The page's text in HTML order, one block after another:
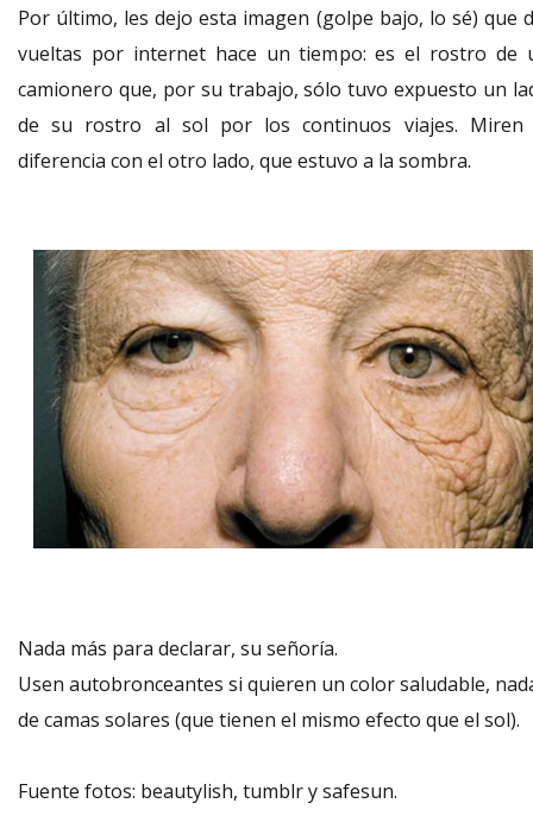
Por último, les dejo esta imagen (golpe bajo, lo sé) que
vueltas por internet hace un tiempo: es el rostro de
camionero que, por su trabajo, sólo tuvo expuesto un
de su rostro al sol por los continuos viajes. Miren
diferencia con el otro lado, que estuvo a la sombra.
Nada más para declarar, su señoría.
Usen autobronceantes si quieren un color saludable,
de camas solares (que tienen el mismo efecto que el sol).
Fuente fotos: beautylish, tumblr y safesun.